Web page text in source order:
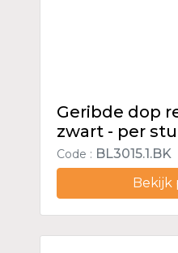
Geribde dop
zwart - per
Code : BL3015.1.BK
Bekijk